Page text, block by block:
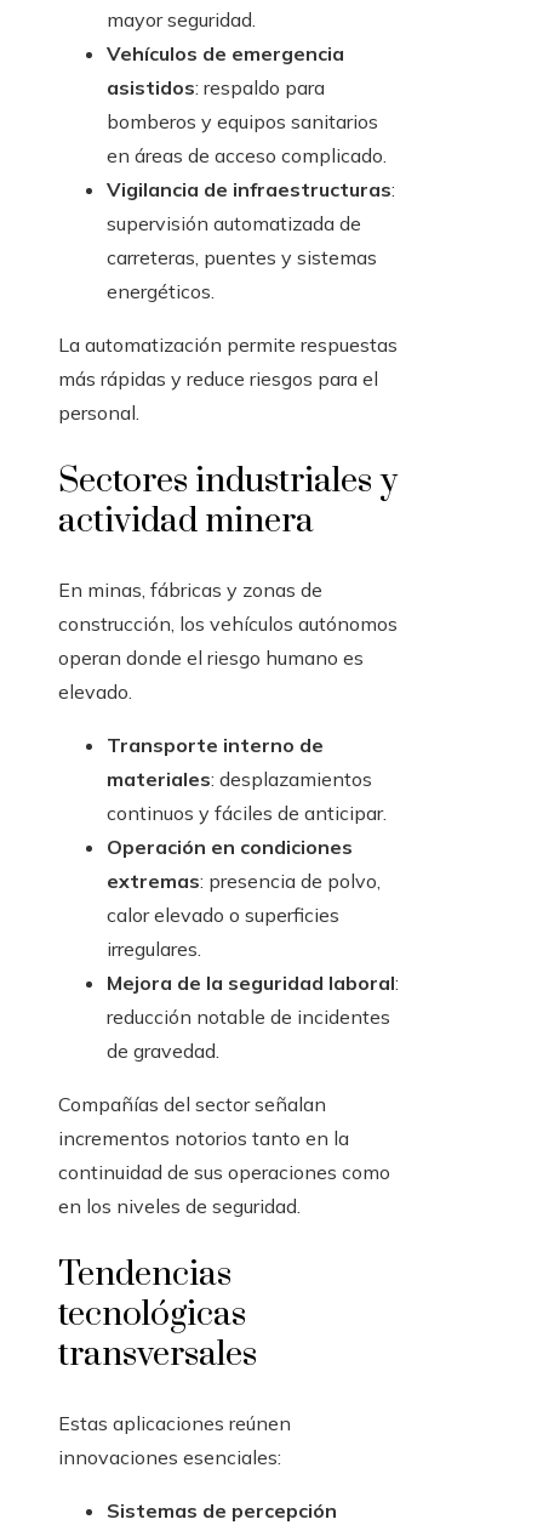
mayor seguridad.
Vehículos de emergencia
asistidos: respaldo para
bomberos y equipos sanitarios
en áreas de acceso complicado.
Vigilancia de infraestructuras:
supervisión automatizada de
carreteras, puentes y sistemas
energéticos.
La automatización permite respuestas
más rápidas y reduce riesgos para el
personal.
Sectores industriales y
actividad minera
En minas, fábricas y zonas de
construcción, los vehículos autónomos
operan donde el riesgo humano es
elevado.
Transporte interno de
materiales: desplazamientos
continuos y fáciles de anticipar.
Operación en condiciones
extremas: presencia de polvo,
calor elevado o superficies
irregulares.
Mejora de la seguridad laboral:
reducción notable de incidentes
de gravedad.
Compañías del sector señalan
incrementos notorios tanto en la
continuidad de sus operaciones como
en los niveles de seguridad.
Tendencias
tecnológicas
transversales
Estas aplicaciones reúnen
innovaciones esenciales:
Sistemas de percepción